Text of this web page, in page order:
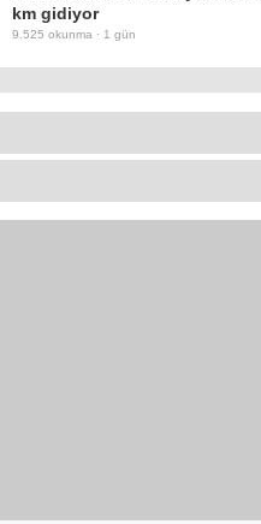
km gidiyor
9.525 okunma · 1 gün